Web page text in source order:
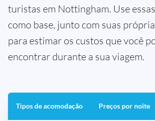
turistas em Nottingham. Use
como base, junto com suas
para estimar os custos que você
encontrar durante a sua viagem.
Tipos de acomodação Preços por noite